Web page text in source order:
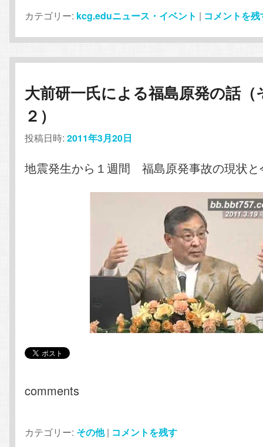
カテゴリー: kcg.eduニュース・イベント | コメントを残
大前研一氏による福島原発の話（
２）
投稿日時:2011年3月20日
地震発生から１週間 福島原発事故の現状と
comments
カテゴリー: その他 | コメントを残す